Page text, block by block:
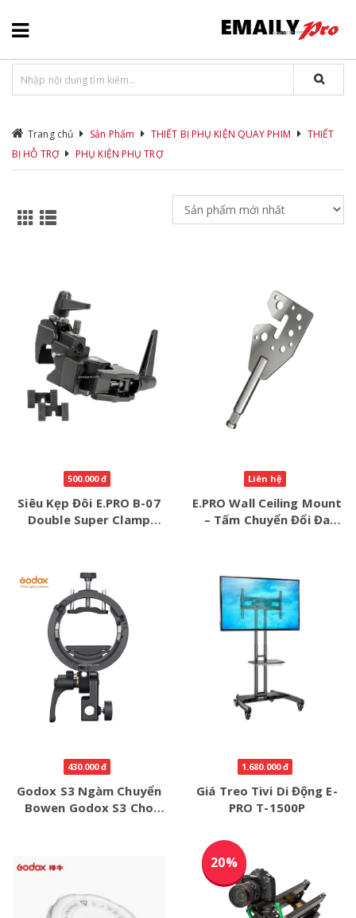
Trang chủ Sản Phẩm THIẾT BỊ PHỤ KIỆN QUAY PHIM
THIẾT
BỊ HỖ TRỢ
PHỤ KIỆN PHỤ TRỢ
500.000 đ
Siêu Kẹp Đôi E.PRO B-07
Double Super Clamp
Liên hệ
E.PRO Wall Ceiling Mount
– Tấm Chuyển Đổi Đa
430.000 đ
Godox S3 Ngàm Chuyển
Bowen Godox S3 Cho
1.680.000 đ
Giá Treo Tivi Di Động E-
PRO T-1500P
20%